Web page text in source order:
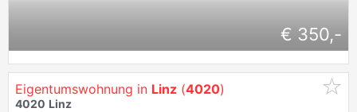
€ 350,-
Eigentumswohnung in Linz (4020)
4020 Linz